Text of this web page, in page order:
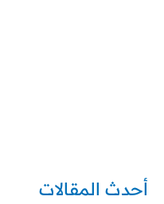
أحدث المقالات